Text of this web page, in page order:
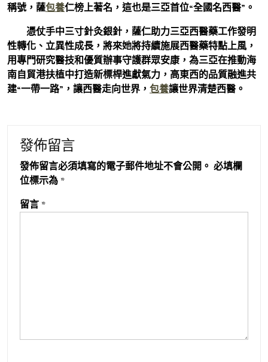
稱號，薩包養仁榜上著名，這也是三亞首位“全國名西醫”。
憑仗手中三寸針灸銀針，薩仁助力三亞西醫藥工作發明
性轉化、立異性成長，將來她將持續施展西醫藥特點上風，
用專門研究醫技和優質辦事守護群眾安康，為三亞在推動海
南自貿港扶植中打造新標桿進獻氣力，高東西的品質融進共
建“一帶一路”，讓西醫走向世界， 包養讓世界清楚西醫。
發佈留言
發佈留言必須填寫的電子郵件地址不會公開。 必填欄
位標示為 *
留言 *